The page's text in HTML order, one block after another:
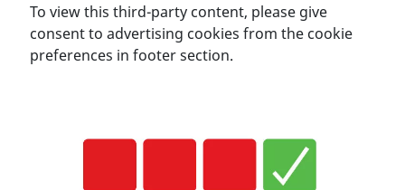
To view this third-party content, please give
consent to advertising cookies from the cookie
preferences in footer section.